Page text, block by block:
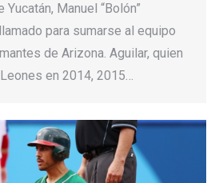
Manuel “Bolón”
para sumarse al equipo
de Arizona. Aguilar, quien
en 2014, 2015…